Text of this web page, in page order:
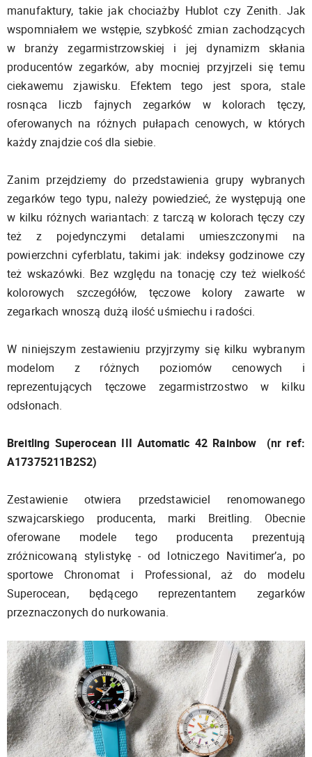
manufaktury, takie jak chociażby Hublot czy Zenith. Jak
wspomniałem we wstępie, szybkość zmian zachodzących
w branży zegarmistrzowskiej i jej dynamizm skłania
producentów zegarków, aby mocniej przyjrzeli się temu
ciekawemu zjawisku. Efektem tego jest spora, stale
rosnąca liczb fajnych zegarków w kolorach tęczy,
oferowanych na różnych pułapach cenowych, w których
każdy znajdzie coś dla siebie.
Zanim przejdziemy do przedstawienia grupy wybranych
zegarków tego typu, należy powiedzieć, że występują one
w kilku różnych wariantach: z tarczą w kolorach tęczy czy
też z pojedynczymi detalami umieszczonymi na
powierzchni cyferblatu, takimi jak: indeksy godzinowe czy
też wskazówki. Bez względu na tonację czy też wielkość
kolorowych szczegółów, tęczowe kolory zawarte w
zegarkach wnoszą dużą ilość uśmiechu i radości.
W niniejszym zestawieniu przyjrzymy się kilku wybranym
modelom z różnych poziomów cenowych i
reprezentujących tęczowe zegarmistrzostwo w kilku
odsłonach.
Breitling Superocean III Automatic 42 Rainbow (nr ref:
A17375211B2S2)
Zestawienie otwiera przedstawiciel renomowanego
szwajcarskiego producenta, marki Breitling. Obecnie
oferowane modele tego producenta prezentują
zróżnicowaną stylistykę - od lotniczego Navitimer’a, po
sportowe Chronomat i Professional, aż do modelu
Superocean, będącego reprezentantem zegarków
przeznaczonych do nurkowania.